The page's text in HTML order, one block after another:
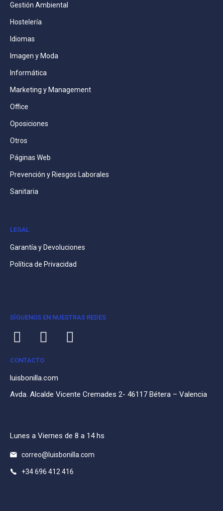
Gestión Ambiental
Hostelería
Idiomas
Imagen y Moda
Informática
Marketing y Management
Office
Oposiciones
Otros
Páginas Web
Prevención y Riesgos Laborales
Sanitaria
LEGAL
Garantía y Devoluciones
Política de Privacidad
SÍGUENOS EN NUESTRAS REDES
CONTACTO
luisbonilla.com
Avda. Alcalde Vicente Cremades 2- 46117 Bétera – Valencia
Lunes a Viernes de 8 a 14 hs
correo@luisbonilla.com
+34 696 412 416